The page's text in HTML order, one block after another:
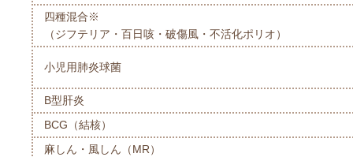
四種混合※
（ジフテリア・百日咳・破傷風・不活化ポリオ）
小児用肺炎球菌
B型肝炎
BCG（結核）
麻しん・風しん（MR）